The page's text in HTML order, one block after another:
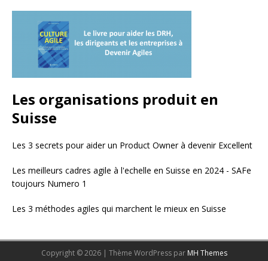
Les organisations produit en
Suisse
Les 3 secrets pour aider un Product Owner à devenir Excellent
Les meilleurs cadres agile à l'echelle en Suisse en 2024 - SAFe
toujours Numero 1
Les 3 méthodes agiles qui marchent le mieux en Suisse
Copyright © 2026 | Thème WordPress par MH Themes